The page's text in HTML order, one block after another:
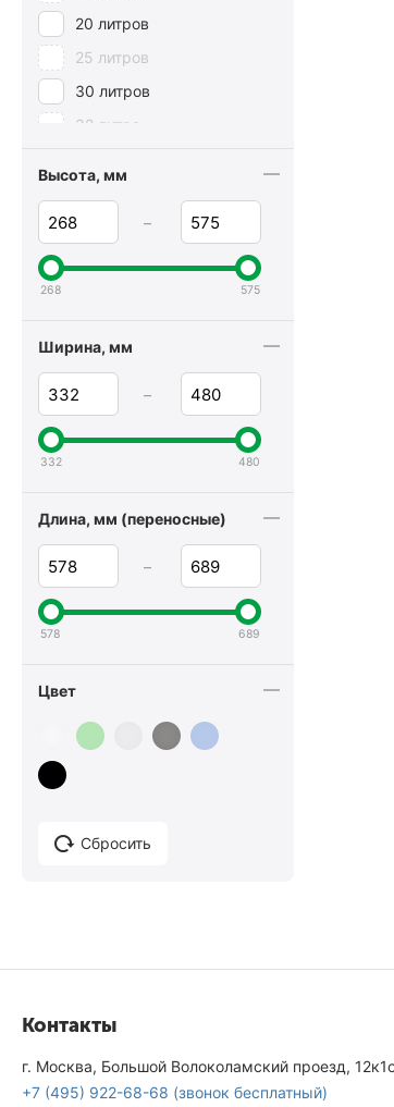
20 литров
25 литров
30 литров
32 литра
37 литров
47 литров
50 литров
65 литров
70 литров
95 литров
110 литров
130 литров
Большие
Высота, мм
–
268 575
Ширина, мм
–
332 480
Длина, мм (переносные)
–
578 689
Цвет
Сбросить
Контакты
г. Москва, Большой Волоколамский проезд,
+7 (495) 922-68-68 (звонок бесплатный)